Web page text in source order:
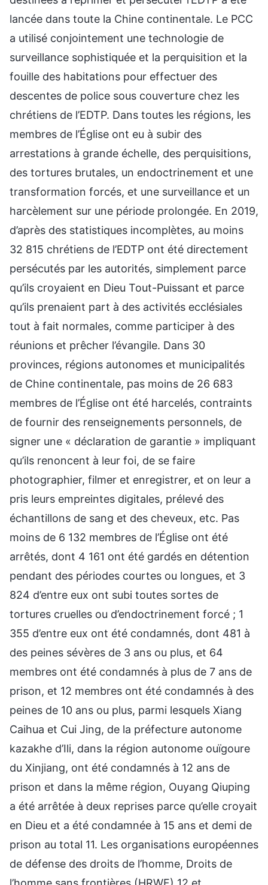
lancée dans toute la Chine continentale. Le PCC
a utilisé conjointement une technologie de
surveillance sophistiquée et la perquisition et la
fouille des habitations pour effectuer des
descentes de police sous couverture chez les
chrétiens de l’EDTP. Dans toutes les régions, les
membres de l’Église ont eu à subir des
arrestations à grande échelle, des perquisitions,
des tortures brutales, un endoctrinement et une
transformation forcés, et une surveillance et un
harcèlement sur une période prolongée. En 2019,
d’après des statistiques incomplètes, au moins
32 815 chrétiens de l’EDTP ont été directement
persécutés par les autorités, simplement parce
qu’ils croyaient en Dieu Tout-Puissant et parce
qu’ils prenaient part à des activités ecclésiales
tout à fait normales, comme participer à des
réunions et prêcher l’évangile. Dans 30
provinces, régions autonomes et municipalités
de Chine continentale, pas moins de 26 683
membres de l’Église ont été harcelés, contraints
de fournir des renseignements personnels, de
signer une « déclaration de garantie » impliquant
qu’ils renoncent à leur foi, de se faire
photographier, filmer et enregistrer, et on leur a
pris leurs empreintes digitales, prélevé des
échantillons de sang et des cheveux, etc. Pas
moins de 6 132 membres de l’Église ont été
arrêtés, dont 4 161 ont été gardés en détention
pendant des périodes courtes ou longues, et 3
824 d’entre eux ont subi toutes sortes de
tortures cruelles ou d’endoctrinement forcé ; 1
355 d’entre eux ont été condamnés, dont 481 à
des peines sévères de 3 ans ou plus, et 64
membres ont été condamnés à plus de 7 ans de
prison, et 12 membres ont été condamnés à des
peines de 10 ans ou plus, parmi lesquels Xiang
Caihua et Cui Jing, de la préfecture autonome
kazakhe d’Ili, dans la région autonome ouïgoure
du Xinjiang, ont été condamnés à 12 ans de
prison et dans la même région, Ouyang Qiuping
a été arrêtée à deux reprises parce qu’elle croyait
en Dieu et a été condamnée à 15 ans et demi de
prison au total 11. Les organisations européennes
de défense des droits de l’homme, Droits de